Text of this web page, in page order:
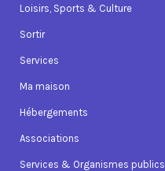
Loisirs, Sports & Culture
Sortir
Services
Ma maison
Hébergements
Associations
Services & Organismes publics